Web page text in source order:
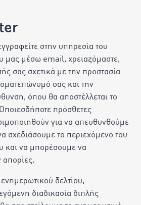
στην υπηρεσία του
μας μέσω email, χρειαζόμαστε,
σας σχετικά με την προστασία
σας και την
όπου θα αποστέλλεται το
πρόσθετες
για να απευθυνθούμε
σχεδιάσουμε το περιεχόμενο του
και να μπορέσουμε να
απορίες.
ενημερωτικού δελτίου,
διαδικασία διπλής